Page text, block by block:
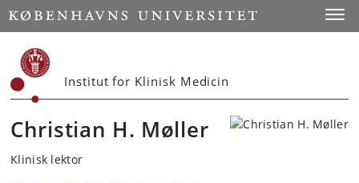
Start
Institut for Klinisk Medicin
Christian H. Møller
Klinisk lektor